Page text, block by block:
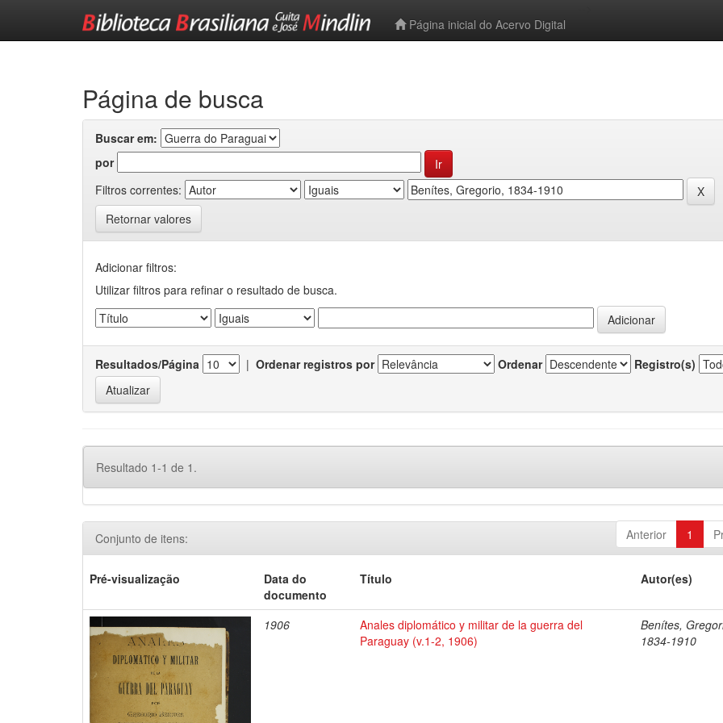
Página inicial do Acervo Digital
Página de busca
Buscar em:
por
Filtros correntes:
Retornar valores
Adicionar filtros:
Utilizar filtros para refinar o resultado de busca.
Resultados/Página | Ordenar registros por Ordenar Registro(s)
Resultado 1-1 de 1.
Anterior 1
Conjunto de itens:
Pré-visualização
Data do
documento
Título Autor(es)
1906
Anales diplomático y militar de la guerra del
Paraguay (v.1-2, 1906)
Benítes,
1834-1910